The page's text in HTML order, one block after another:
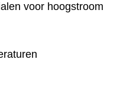
voor hoogstroom